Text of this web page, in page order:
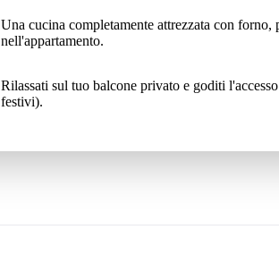
Una cucina completamente attrezzata con
nell'appartamento.
Rilassati sul tuo balcone privato e goditi
festivi).